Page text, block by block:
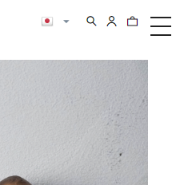
メ
検索 カートの内